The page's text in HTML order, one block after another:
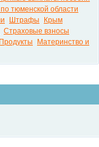
тюменской области
Штрафы
Крым
Страховые взносы
Продукты
Материнство и